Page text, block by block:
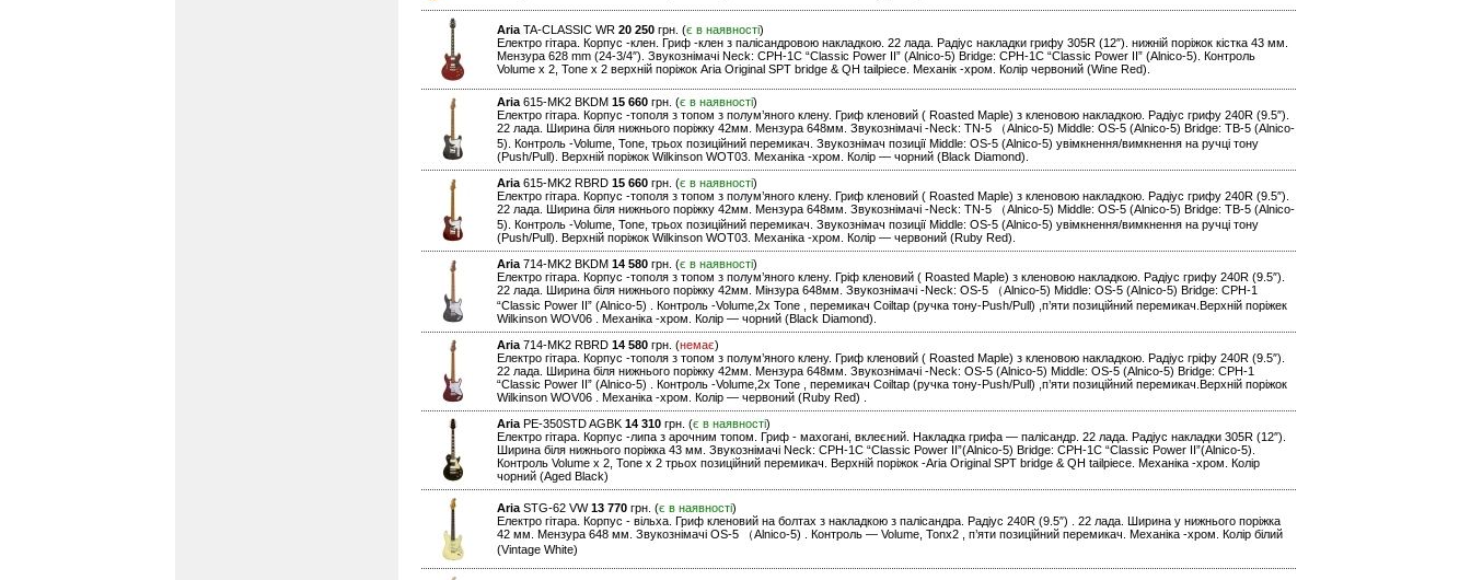
Aria TA-CLASSIC WR 20 250 грн. (є в наявності)
Електро гітара. Корпус -клен. Гриф -клен з палісандровою накладкою. 22 лада. Радіус накладки грифу 305R (12″). нижній поріжок кістка 43 мм.
Мензура 628 mm (24-3/4″). Звукознімачі Neck: CPH-1C “Classic Power II” (Alnico-5) Bridge: CPH-1C “Classic Power II” (Alnico-5). Контроль
Volume x 2, Tone x 2 верхній поріжок Aria Original SPT bridge & QH tailpiece. Механік -хром. Колір червоний (Wine Red).
Aria 615-MK2 BKDM 15 660 грн. (є в наявності)
Електро гітара. Корпус -тополя з топом з полум’яного клену. Гриф кленовий ( Roasted Maple) з кленовою накладкою. Радіус грифу 240R (9.5″).
22 лада. Ширина біля нижнього поріжку 42мм. Мензура 648мм. Звукознімачі -Neck: TN-5 （Alnico-5) Middle: OS-5 (Alnico-5) Bridge: TB-5 (Alnico-
5). Контроль -Volume, Tone, трьох позиційний перемикач. Звукознімач позиції Middle: OS-5 (Alnico-5) увімкнення/вимкнення на ручці тону
(Push/Pull). Верхній поріжок Wilkinson WOT03. Механіка -хром. Колір — чорний (Black Diamond).
Aria 615-MK2 RBRD 15 660 грн. (є в наявності)
Електро гітара. Корпус -тополя з топом з полум’яного клену. Гриф кленовий ( Roasted Maple) з кленовою накладкою. Радіус грифу 240R (9.5″).
22 лада. Ширина біля нижнього поріжку 42мм. Мензура 648мм. Звукознімачі -Neck: TN-5 （Alnico-5) Middle: OS-5 (Alnico-5) Bridge: TB-5 (Alnico-
5). Контроль -Volume, Tone, трьох позиційний перемикач. Звукознімач позиції Middle: OS-5 (Alnico-5) увімкнення/вимкнення на ручці тону
(Push/Pull). Верхній поріжок Wilkinson WOT03. Механіка -хром. Колір — червоний (Ruby Red).
Aria 714-MK2 BKDM 14 580 грн. (є в наявності)
Електро гітара. Корпус -тополя з топом з полум’яного клену. Гріф кленовий ( Roasted Maple) з кленовою накладкою. Радіус грифу 240R (9.5″).
22 лада. Ширина біля нижнього поріжку 42мм. Мінзура 648мм. Звукознімачі -Neck: OS-5 （Alnico-5) Middle: OS-5 (Alnico-5) Bridge: CPH-1
“Classic Power II” (Alnico-5) . Контроль -Volume,2x Tone , перемикач Coiltap (ручка тону-Push/Pull) ,п’яти позиційний перемикач.Верхній поріжек
Wilkinson WOV06 . Механіка -хром. Колір — чорний (Black Diamond).
Aria 714-MK2 RBRD 14 580 грн. (немає)
Електро гітара. Корпус -тополя з топом з полум’яного клену. Гриф кленовий ( Roasted Maple) з кленовою накладкою. Радіус гріфу 240R (9.5″).
22 лада. Ширина біля нижнього поріжку 42мм. Мензура 648мм. Звукознімачі -Neck: OS-5 (Alnico-5) Middle: OS-5 (Alnico-5) Bridge: CPH-1
“Classic Power II” (Alnico-5) . Контроль -Volume,2x Tone , перемикач Coiltap (ручка тону-Push/Pull) ,п’яти позиційний перемикач.Верхній поріжок
Wilkinson WOV06 . Механіка -хром. Колір — червоний (Ruby Red) .
Aria PE-350STD AGBK 14 310 грн. (є в наявності)
Електро гітара. Корпус -липа з арочним топом. Гриф - махогані, вклеєний. Накладка грифа — палісандр. 22 лада. Радіус накладки 305R (12″).
Ширина біля нижнього поріжка 43 мм. Звукознімачі Neck: CPH-1C “Classic Power II”(Alnico-5) Bridge: CPH-1C “Classic Power II”(Alnico-5).
Контроль Volume x 2, Tone x 2 трьох позиційний перемикач. Верхній поріжок -Aria Original SPT bridge & QH tailpiece. Механіка -хром. Колір
чорний (Aged Black)
Aria STG-62 VW13 770 грн. (є в наявності)
Електро гітара. Корпус - вільха. Гриф кленовий на болтах з накладкою з палісандра. Радіус 240R (9.5″) . 22 лада. Ширина у нижнього поріжка
42 мм. Мензура 648 мм. Звукознімачі OS-5 （Alnico-5) . Контроль — Volume, Tonx2 , п’яти позиційний перемикач. Механіка -хром. Колір білий
(Vintage White)